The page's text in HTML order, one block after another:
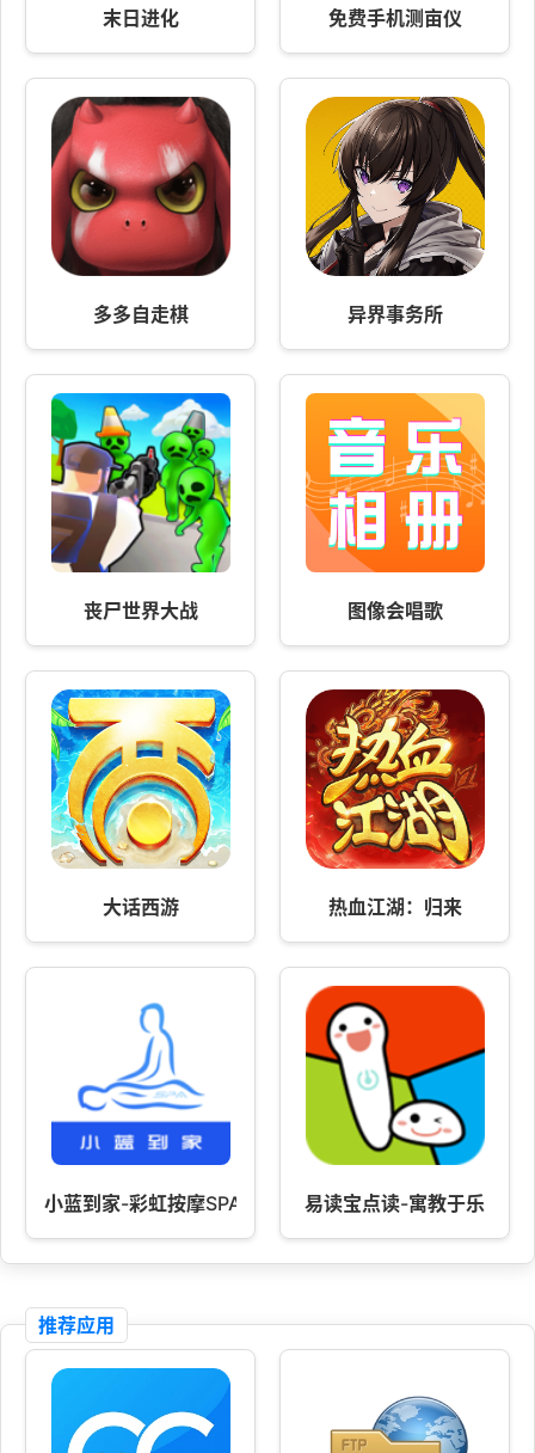
末日进化 免费手机测亩仪
多多自走棋 异界事务所
丧尸世界大战 图像会唱歌
大话西游 热血江湖：归来
小蓝到家-彩虹按摩SPA服务 易读宝点读-寓教于乐
推荐应用